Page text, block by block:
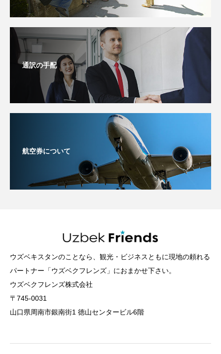
通訳の手配
航空券について
ウズベキスタンのことなら、観光・ビジネスともに現地の頼れる
パートナー「ウズベクフレンズ」におまかせ下さい。
ウズベクフレンズ株式会社
〒745-0031
山口県周南市銀南街1 徳山センタービル6階